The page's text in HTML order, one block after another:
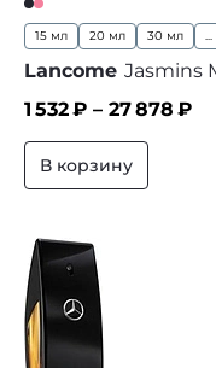
15 мл 20 мл 30 мл ...
Lancome Jasmins
1 532₽ – 27 878 ₽
В корзину